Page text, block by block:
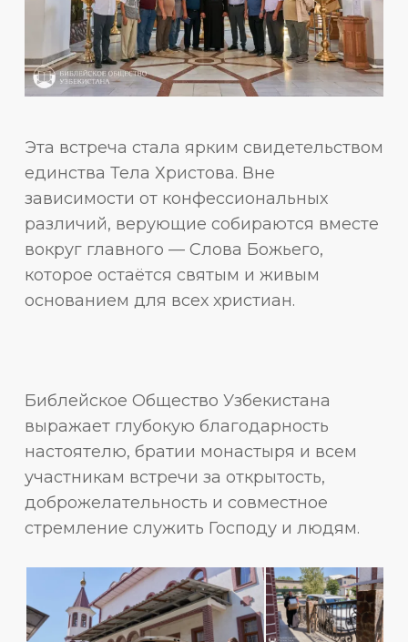
Эта встреча стала ярким свидетельством
единства Тела Христова. Вне
зависимости от конфессиональных
различий, верующие собираются вместе
вокруг главного — Слова Божьего,
которое остаётся святым и живым
основанием для всех христиан.
Библейское Общество Узбекистана
выражает глубокую благодарность
настоятелю, братии монастыря и всем
участникам встречи за открытость,
доброжелательность и совместное
стремление служить Господу и людям.